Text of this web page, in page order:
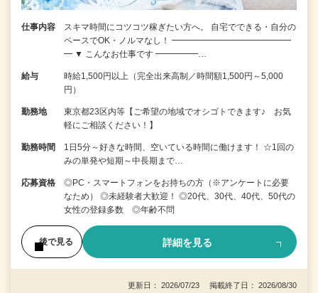
仕事内容
スキマ時間にコツコツ稼ぎたい方へ。 自宅でできる・自分の
ペースでOK・ノルマなし！ ━━━━━━━━━━━━━━
━ ▼ こんなお仕事です ━━━━━…
給与
時給1,500円以上（完全出来高制／時間額1,500円～5,000
円）
勤務地
東京都23区内等【ご希望の地域でオシゴトできます♪ お気
軽にご相談ください！】
勤務時間
1日5分～好きな時間、空いている時間に働けます！ ☆1回の
みの単発や短期～中長期まで…
応募資格
◎PC・スマートフォンをお持ちの方（※アンケートに必要
なため） ◎未経験者大歓迎！ ◎20代、30代、40代、50代の
女性の登録多数 ◎年齢不問
後で見る 詳細を見る
更新日： 2026/07/23 掲載終了日： 2026/08/30